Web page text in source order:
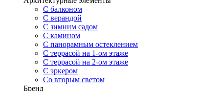
С балконом
С верандой
С зимним садом
С камином
С панорамным остеклением
С террасой на 1-ом этаже
С террасой на 2-ом этаже
С эркером
Со вторым светом
Бренд